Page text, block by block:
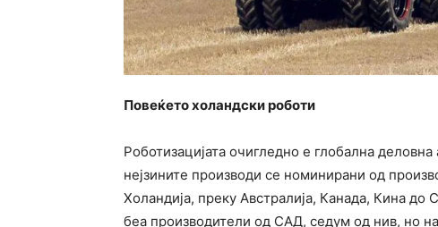
Повеќето холандски роботи
Роботизацијата очигледно е глобална
нејзините производи се номинирани од
Холандија, преку Австралија, Канада, Кина
беа производители од САД, седум од нив, но